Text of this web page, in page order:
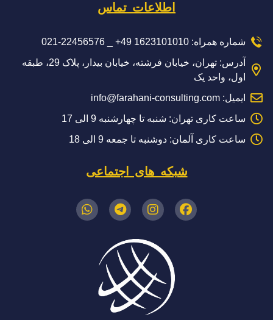
اطلاعات تماس
شماره همراه: 1623101010 49+ _ 22456576-021
آدرس: تهران، خیابان فرشته، خیابان بیدار، پلاک 29، طبقه
اول، واحد یک
ایمیل: info@farahani-consulting.com
ساعت کاری تهران: شنبه تا چهارشنبه 9 الی 17
ساعت کاری آلمان: دوشنبه تا جمعه 9 الی 18
شبکه های اجتماعی